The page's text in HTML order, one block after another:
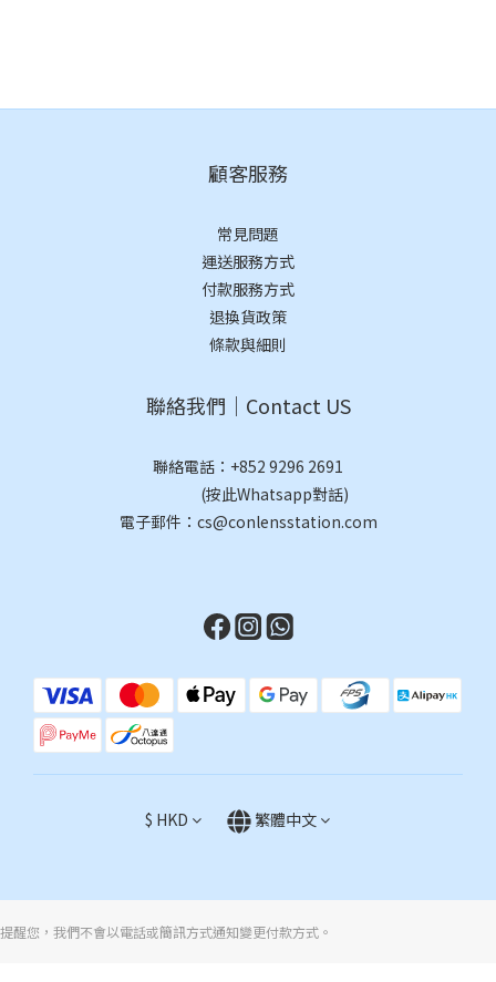
顧客服務
常見問題
運送服務方式
付款服務方式
退換貨政策
條款與細則
聯絡我們｜Contact US
聯絡電話： +852 9296 2691
(按此Whatsapp對話)
電子郵件：cs@conlensstation.com
$ HKD 繁體中文
提醒您，我們不會以電話或簡訊方式通知變更付款方式。